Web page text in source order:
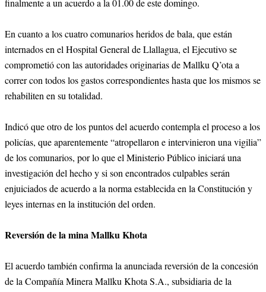
finalmente a un acuerdo a la 01.00 de este domingo.
En cuanto a los cuatro comunarios heridos de bala, que están
internados en el Hospital General de Llallagua, el Ejecutivo se
comprometió con las autoridades originarias de Mallku Q’ota a
correr con todos los gastos correspondientes hasta que los mismos se
rehabiliten en su totalidad.
Indicó que otro de los puntos del acuerdo contempla el proceso a los
policías, que aparentemente “atropellaron e intervinieron una vigilia”
de los comunarios, por lo que el Ministerio Público iniciará una
investigación del hecho y si son encontrados culpables serán
enjuiciados de acuerdo a la norma establecida en la Constitución y
leyes internas en la institución del orden.
Reversión de la mina Mallku Khota
El acuerdo también confirma la anunciada reversión de la concesión
de la Compañía Minera Mallku Khota S.A., subsidiaria de la